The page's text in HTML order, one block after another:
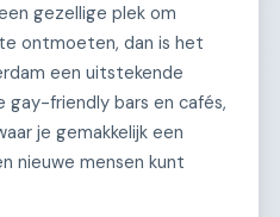
gezellige plek om
ontmoeten, dan is het
een uitstekende
gay-friendly bars en cafés,
je gemakkelijk een
nieuwe mensen kunt